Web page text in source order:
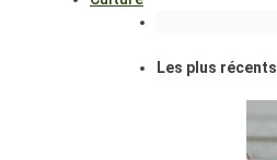
Les plus récents